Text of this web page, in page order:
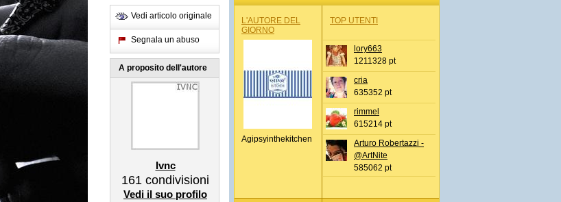
Vedi articolo originale
Segnala un abuso
A proposito dell'autore
Ivnc
161 condivisioni
Vedi il suo profilo
L'AUTORE DEL
GIORNO
Agipsyinthekitchen
TOP UTENTI
lory663
1211328 pt
cria
635352 pt
rimmel
615214 pt
Arturo Robertazzi -
@ArtNite
585062 pt